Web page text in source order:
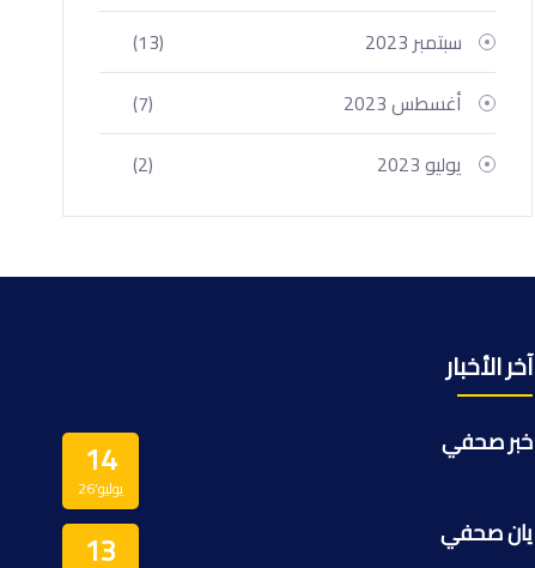
سبتمبر 2023
(13)
أغسطس 2023
(7)
يوليو 2023
(2)
آخر الأخبار
14
يوليو’26
خبر صحفي
13 يان صحفي